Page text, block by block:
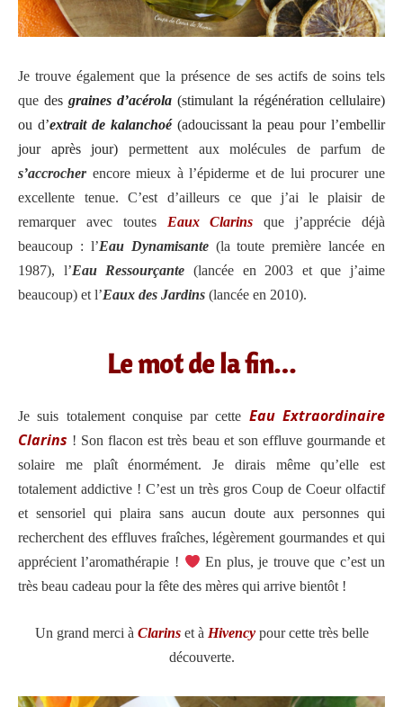
Je trouve également que la présence de ses actifs de soins tels
que des graines d’acérola (stimulant la régénération cellulaire)
ou d’extrait de kalanchoé(adoucissant la peau pour l’embellir
jour après jour) permettent aux molécules de parfum de
s’accrocher encore mieux à l’épiderme et de lui procurer une
excellente tenue. C’est d’ailleurs ce que j’ai le plaisir de
remarquer avec toutes Eaux Clarins que j’apprécie déjà
beaucoup : l’Eau Dynamisante(la toute première lancée en
1987), l’Eau Ressourçante (lancée en 2003 et que j’aime
beaucoup) et l’Eaux des Jardins (lancée en 2010).
Le mot de la fin…
Je suis totalement conquise par cette Eau Extraordinaire
Clarins ! Son flacon est très beau et son effluve gourmande et
solaire me plaît énormément. Je dirais même qu’elle est
totalement addictive ! C’est un très gros Coup de Coeur olfactif
et sensoriel qui plaira sans aucun doute aux personnes qui
recherchent des effluves fraîches, légèrement gourmandes et qui
apprécient l’aromathérapie !
En plus, je trouve que c’est un
très beau cadeau pour la fête des mères qui arrive bientôt !
Un grand merci à Clarinset à Hivencypour cette très belle
découverte.